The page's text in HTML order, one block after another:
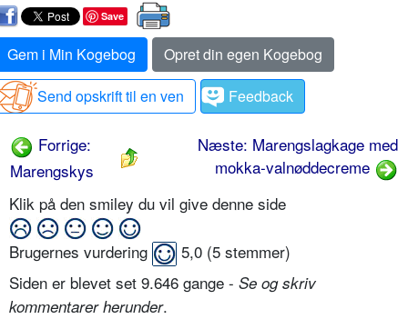
Save
Gem i Min Kogebog
Opret din egen Kogebog
Send opskrift til en ven
Feedback
Forrige:
Marengskys
Næste: Marengslagkage med
mokka-valnøddecreme
Klik på den smiley du vil give denne side
Brugernes vurdering 5,0 (5 stemmer)
Siden er blevet set 9.646 gange - Se og skriv
kommentarer herunder.